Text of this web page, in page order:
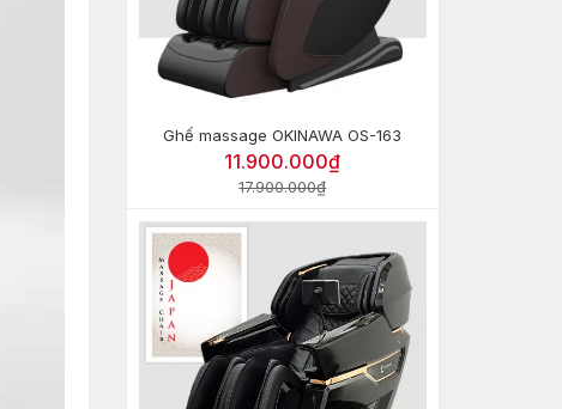
Ghế massage OKINAWA OS-163
11.900.000₫
17.900.000₫